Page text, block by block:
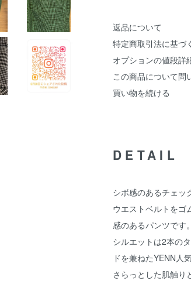
返品について
特定商取引法に基づ
オプションの値段詳
この商品について問
買い物を続ける
DETAIL
シボ感のあるチェッ
ウエストベルトをゴ
感のあるパンツです。
シルエットは2本の
ドを兼ねたYENN人
さらっとした肌触り